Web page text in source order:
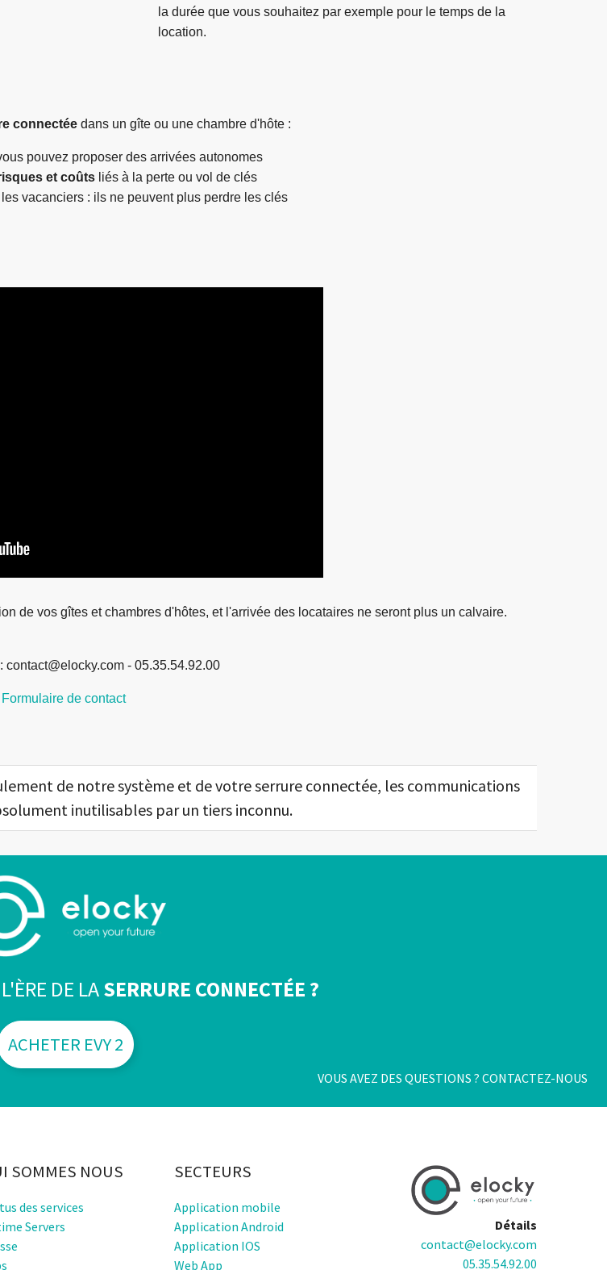
la durée que vous souhaitez par exemple pour le temps de la
location.
connectée dans un gîte ou une chambre d'hôte :
pouvez proposer des arrivées autonomes
et coûtsliés à la perte ou vol de clés
vacanciers : ils ne peuvent plus perdre les clés
de vos gîtes et chambres d'hôtes, et l'arrivée des locataires ne seront plus un calvaire.
: contact@elocky.com - 05.35.54.92.00
Formulaire de contact
de notre système et de votre serrure connectée, les communications
inutilisables par un tiers inconnu.
DE LASERRURE CONNECTÉE ?
ACHETER EVY 2
VOUS AVEZ DES QUESTIONS ? CONTACTEZ-NOUS
SOMMES NOUS
des services
Servers
SECTEURS
Application mobile
Application Android
Application IOS
Web App
Détails
contact@elocky.com
05.35.54.92.00